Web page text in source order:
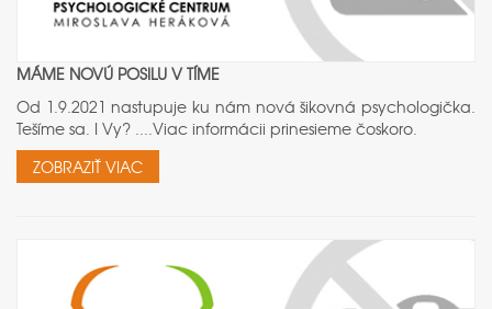
MÁME NOVÚ POSILU V TÍME
Od 1.9.2021 nastupuje ku nám nová šikovná psychologička.
Tešíme sa. I Vy? ....Viac informácii prinesieme čoskoro.
ZOBRAZIŤ VIAC